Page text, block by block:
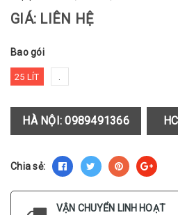
GIÁ: LIÊN HỆ
Bao gói
25 LÍT .
HÀ NỘI:0989491366
Chia sẻ:
VẬN CHUYỂN LINH HOẠT